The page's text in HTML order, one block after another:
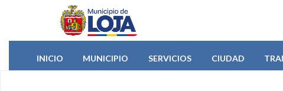
Pasar al contenido principal
INICIO
MUNICIPIO SERVICIOS CIUDAD